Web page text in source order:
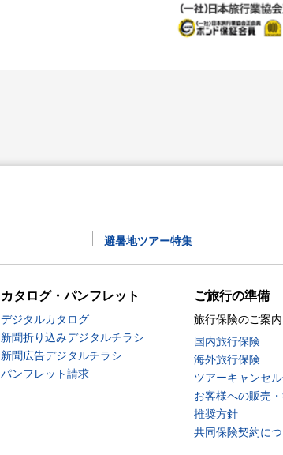
避暑地ツアー特集
カタログ・パンフレット
デジタルカタログ
新聞折り込みデジタルチラシ
新聞広告デジタルチラシ
パンフレット請求
ご旅行の準備
旅行保険のご案内
国内旅行保険
海外旅行保険
ツアーキャンセ
お客様への販売
推奨方針
共同保険契約に